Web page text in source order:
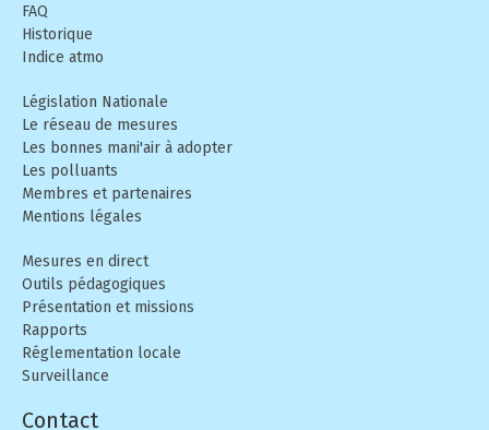
FAQ
Historique
Indice atmo
Législation Nationale
Le réseau de mesures
Les bonnes mani'air à adopter
Les polluants
Membres et partenaires
Mentions légales
Mesures en direct
Outils pédagogiques
Présentation et missions
Rapports
Réglementation locale
Surveillance
Contact